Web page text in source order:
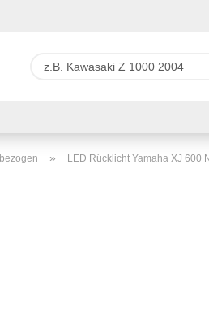
» LED Rücklicht Yamaha XJ 600